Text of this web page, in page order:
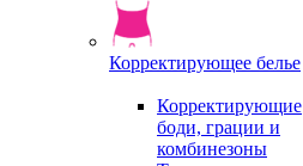
Корректирующее белье
Корректирующие
боди, грации и
комбинезоны